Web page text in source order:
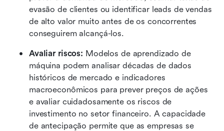
evasão de clientes ou identificar leads de vendas
de alto valor muito antes de os concorrentes
conseguirem alcançá-los.
Avaliar riscos: Modelos de aprendizado de
máquina podem analisar décadas de dados
históricos de mercado e indicadores
macroeconômicos para prever preços de ações
e avaliar cuidadosamente os riscos de
investimento no setor financeiro. A capacidade
de antecipação permite que as empresas se